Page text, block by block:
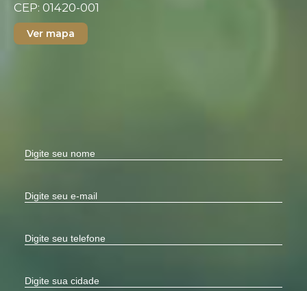
CEP: 01420-001
Ver mapa